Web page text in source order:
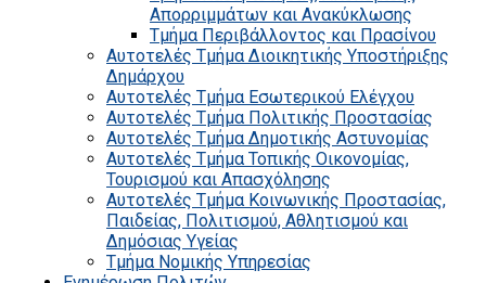
Απορριμμάτων και Ανακύκλωσης
Τμήμα Περιβάλλοντος και Πρασίνου
Αυτοτελές Τμήμα Διοικητικής Υποστήριξης
Δημάρχου
Αυτοτελές Τμήμα Εσωτερικού Ελέγχου
Αυτοτελές Τμήμα Πολιτικής Προστασίας
Αυτοτελές Τμήμα Δημοτικής Αστυνομίας
Αυτοτελές Τμήμα Τοπικής Οικονομίας,
Τουρισμού και Απασχόλησης
Αυτοτελές Τμήμα Κοινωνικής Προστασίας,
Παιδείας, Πολιτισμού, Αθλητισμού και
Δημόσιας Υγείας
Τμήμα Νομικής Υπηρεσίας